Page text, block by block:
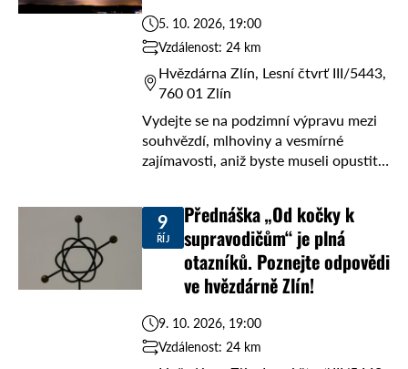
5. 10. 2026, 19:00
Vzdálenost: 24 km
Hvězdárna Zlín, Lesní čtvrť III/5443,
760 01 Zlín
Vydejte se na podzimní výpravu mezi
souhvězdí, mlhoviny a vesmírné
zajímavosti, aniž byste museli opustit
9
ŘÍJ
Přednáška „Od kočky k
supravodičům“ je plná
otazníků. Poznejte odpovědi
ve hvězdárně Zlín!
9. 10. 2026, 19:00
Vzdálenost: 24 km